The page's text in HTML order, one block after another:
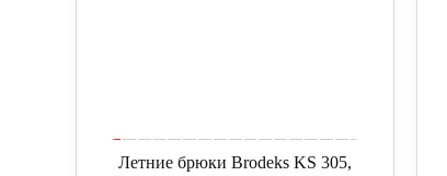
Летние брюки Brodeks KS 305,